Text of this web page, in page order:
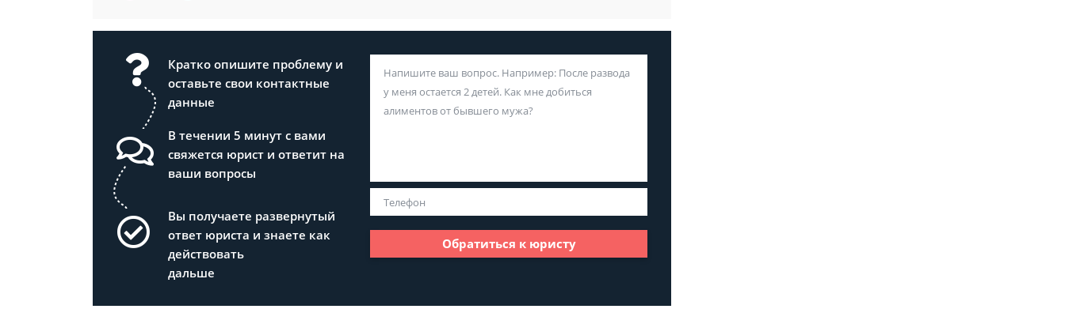
Кратко опишите проблему и
оставьте свои контактные
данные
В течении 5 минут с вами
свяжется юрист и ответит на
ваши вопросы
Вы получаете развернутый
ответ юриста и знаете как
действовать
дальше
Обратиться к юристу